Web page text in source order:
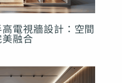
電視牆設計：空間
融合